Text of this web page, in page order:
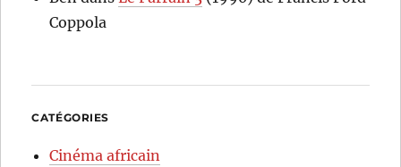
Coppola
CATÉGORIES
Cinéma africain